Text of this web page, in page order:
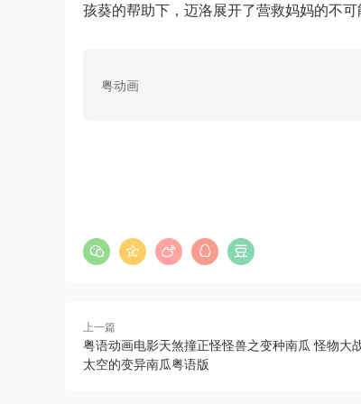
孩葵的帮助下，迈洛展开了营救妈妈的不
粤动画
上一篇
粤语动画电影天煞撞正怪怪兽之变种南瓜 怪物大
太空的变异南瓜粤语版